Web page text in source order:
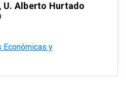
U. Alberto Hurtado
Económicas y